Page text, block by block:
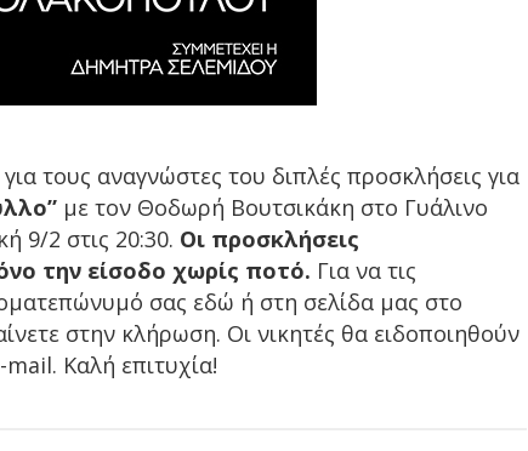
τους αναγνώστες του διπλές προσκλήσεις για
με τον Θοδωρή Βουτσικάκη στο Γυάλινο
9/2 στις 20:30. Οι προσκλήσεις
την είσοδο χωρίς ποτό. Για να τις
σας εδώ ή στη σελίδα μας στο
στην κλήρωση. Οι νικητές θα ειδοποιηθούν
Καλή επιτυχία!